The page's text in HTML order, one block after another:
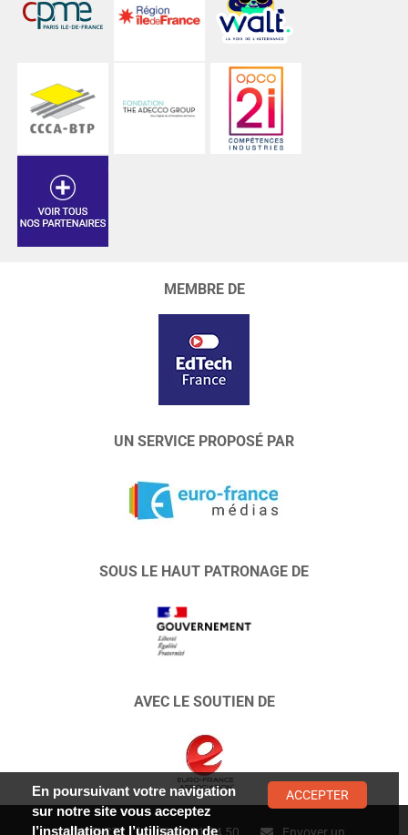
MEMBRE DE
UN SERVICE PROPOSÉ PAR
SOUS LE HAUT PATRONAGE DE
AVEC LE SOUTIEN DE
CONTACT : 01 47 01 34 50 Envoyer un
En poursuivant votre navigation
sur notre site vous acceptez
l’installation et l’utilisation de
ACCEPTER